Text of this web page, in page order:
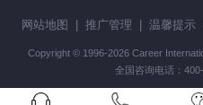
网站地图 | 推广管理 | 温馨提示
Copyright © 1996-2026 Career
全国咨询电话：